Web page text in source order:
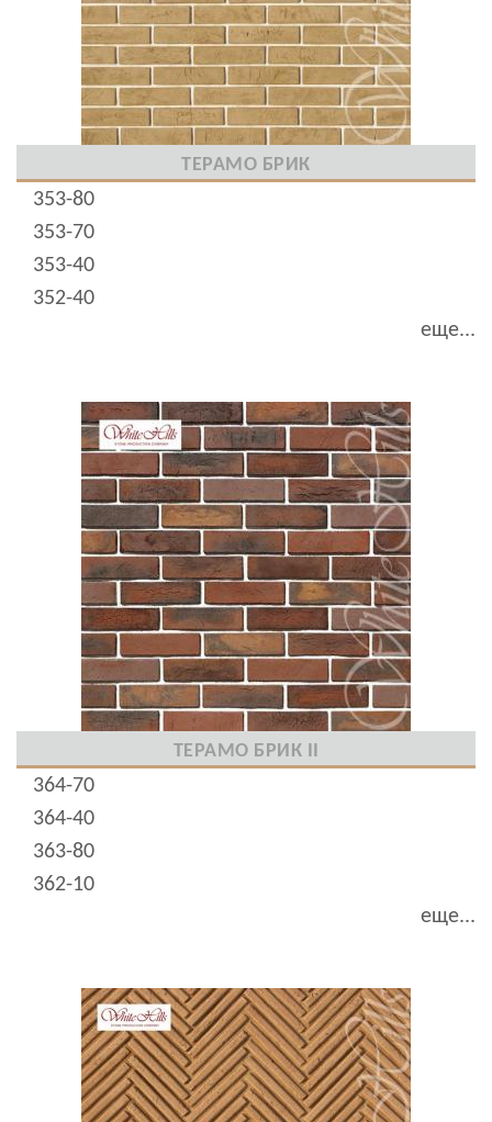
ТЕРАМО БРИК
353-80
353-70
353-40
352-40
еще...
ТЕРАМО БРИК II
364-70
364-40
363-80
362-10
еще...